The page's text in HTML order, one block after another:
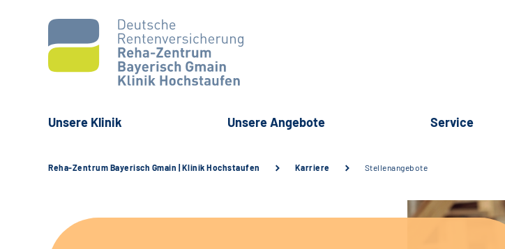
Unsere Klinik Unsere Angebote Service
Reha-Zentrum Bayerisch Gmain | Klinik Hochstaufen Karriere Stellenangebote